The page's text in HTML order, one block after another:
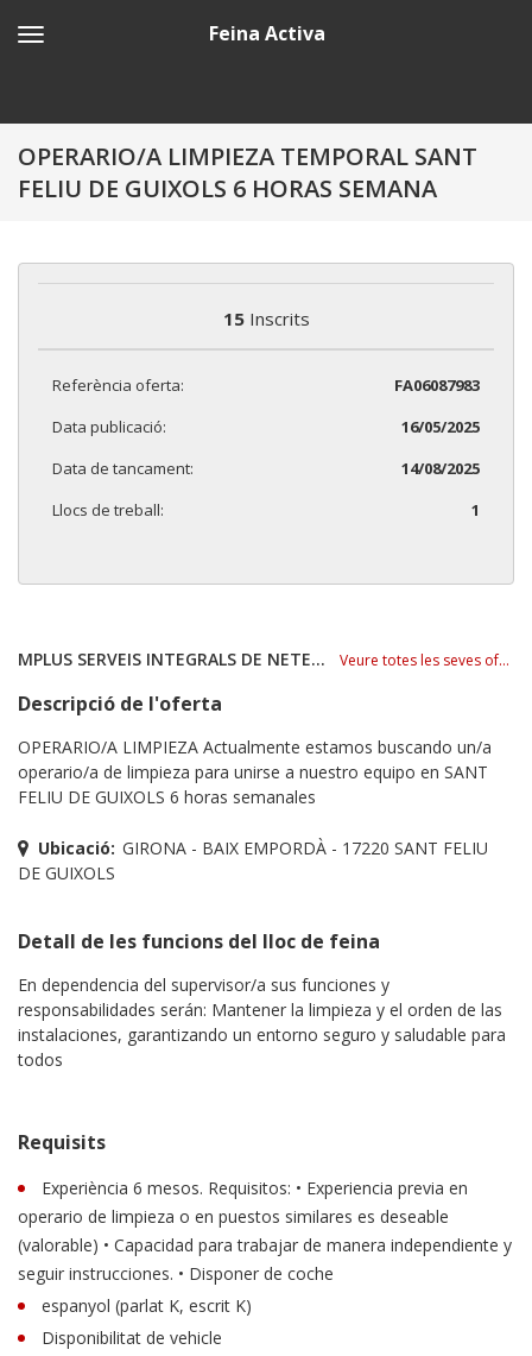
Feina Activa
OPERARIO/A LIMPIEZA TEMPORAL SANT
FELIU DE GUIXOLS 6 HORAS SEMANA
15Inscrits
Referència oferta:
FA06087983
Data publicació:
16/05/2025
Data de tancament:
14/08/2025
Llocs de treball:
1
MPLUS SERVEIS INTEGRALS DE NETEJA, S.L. Veure totes les seves ofertes
Descripció de l'oferta
OPERARIO/A LIMPIEZA Actualmente estamos buscando un/a
operario/a de limpieza para unirse a nuestro equipo en SANT
FELIU DE GUIXOLS 6 horas semanales
Ubicació: GIRONA - BAIX EMPORDÀ - 17220 SANT FELIU
DE GUIXOLS
Detall de les funcions del lloc de feina
En dependencia del supervisor/a sus funciones y
responsabilidades serán: Mantener la limpieza y el orden de las
instalaciones, garantizando un entorno seguro y saludable para
todos
Requisits
Experiència 6 mesos. Requisitos: • Experiencia previa en
operario de limpieza o en puestos similares es deseable
(valorable) • Capacidad para trabajar de manera independiente y
seguir instrucciones. • Disponer de coche
espanyol (parlat K, escrit K)
Disponibilitat de vehicle